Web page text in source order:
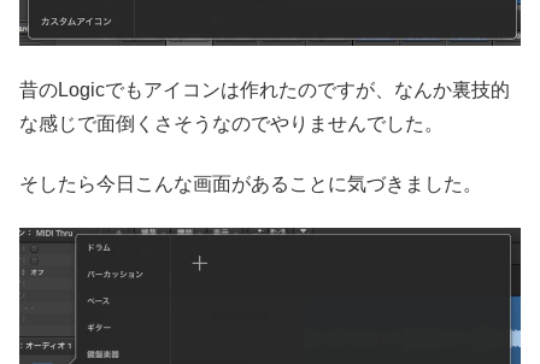
昔のLogicでもアイコンは作れたのですが、なんか裏技的
な感じで面倒くさそうなのでやりませんでした。
そしたら今日こんな画面があることに気づきました。